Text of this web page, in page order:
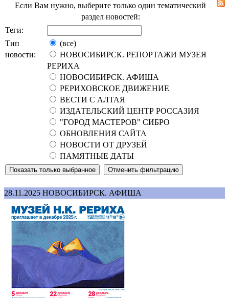
Если Вам нужно, выберите только один тематический
раздел новостей:
Теги:
Тип
новости:
(все)
НОВОСИБИРСК. РЕПОРТАЖИ МУЗЕЯ
РЕРИХА
НОВОСИБИРСК. АФИША
РЕРИХОВСКОЕ ДВИЖЕНИЕ
ВЕСТИ С АЛТАЯ
ИЗДАТЕЛЬСКИЙ ЦЕНТР РОССАЗИЯ
"ГОРОД МАСТЕРОВ" СИБРО
ОБНОВЛЕНИЯ САЙТА
НОВОСТИ ОТ ДРУЗЕЙ
ПАМЯТНЫЕ ДАТЫ
28.11.2025 НОВОСИБИРСК. АФИША